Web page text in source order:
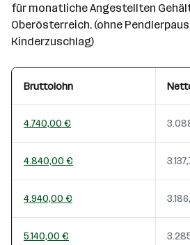
für monatliche Angestellten
Oberösterreich. (ohne
Kinderzuschlag)
Bruttolohn
4.740,00 €
4.840,00 €
4.940,00 €
5.140,00 €